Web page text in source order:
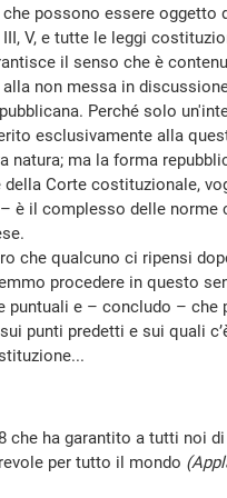
possono essere oggetto
V, e tutte le leggi
il senso che è
non messa in
Perché solo
esclusivamente alla
ma la forma
Corte costituzionale,
è il complesso delle norme
che qualcuno ci ripensi
procedere in questo
puntuali e – concludo – che
punti predetti e sui quali
che ha garantito a tutti noi
per tutto il mondo